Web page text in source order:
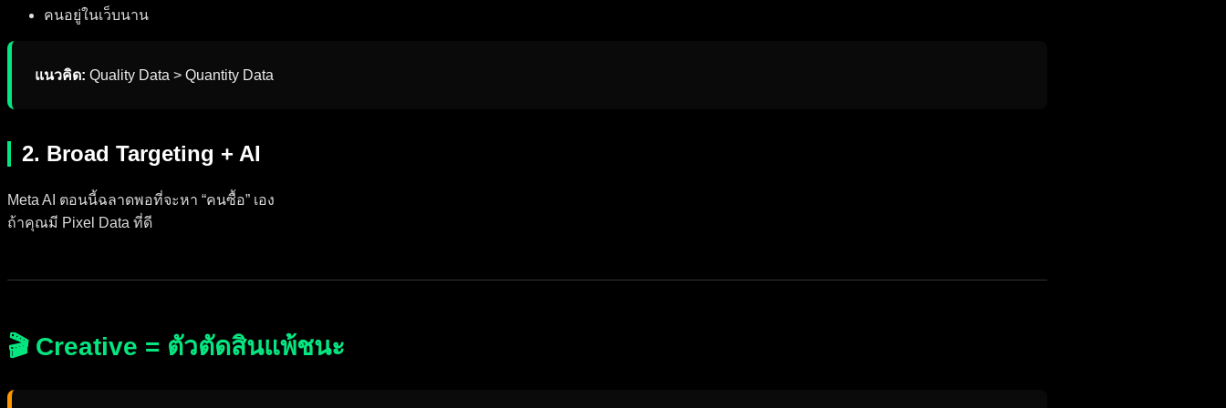
คนอยู่ในเว็บนาน
แนวคิด: Quality Data > Quantity Data
2. Broad Targeting + AI
Meta AI ตอนนี้ฉลาดพอที่จะหา “คนซื้อ” เอง
ถ้าคุณมี Pixel Data ที่ดี
🎬 Creative = ตัวตัดสินแพ้ชนะ